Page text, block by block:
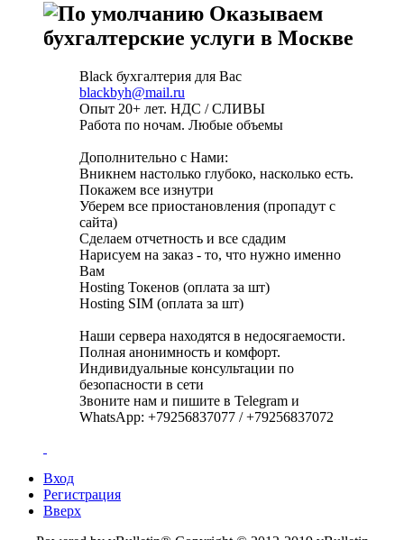
Оказываем
бухгалтерские услуги в Москве
Black бухгалтерия для Вас
blackbyh@mail.ru
Опыт 20+ лет. НДС / СЛИВЫ
Работа по ночам. Любые объемы
Дополнительно с Нами:
Вникнем настолько глубоко, насколько есть.
Покажем все изнутри
Уберем все приостановления (пропадут с
сайта)
Сделаем отчетность и все сдадим
Нарисуем на заказ - то, что нужно именно
Вам
Hosting Токенов (оплата за шт)
Hosting SIM (оплата за шт)
Наши сервера находятся в недосягаемости.
Полная анонимность и комфорт.
Индивидуальные консультации по
безопасности в сети
Звоните нам и пишите в Telegram и
WhatsApp: +79256837077 / +79256837072
Вход
Регистрация
Вверх